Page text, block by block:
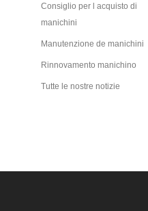
Consiglio per l acquisto di
manichini
Manutenzione de manichini
Rinnovamento manichino
Tutte le nostre notizie